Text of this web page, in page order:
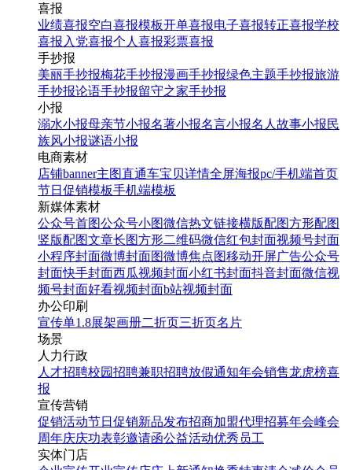
蓝紫色炫酷数码产品双十
一双11电商店铺首页
banner
找相似
店铺banner
双11预售家装家电店铺首
页Banner
找相似
店铺banner
双十一预售活动促销家电
详情页
找相似
宝贝详情
喜报
业绩喜报空白喜报模板开单喜报电子喜报转正喜报学校
喜报 入党喜报个人喜报彩票喜报
手抄报
美丽手抄报梅花手抄报漫画手抄报绿色主题手抄报旅游
手抄报论语手抄报留守之家手抄报
小报
溺水小报母亲节小报名著小报名言小报名人故事小报民
族风小报谜语小报
电商素材
店铺banner主图直通车宝贝详情全屏海报pc/手机端首页
节日促销模板手机端模板
新媒体素材
公众号首图公众号小图微信热文链接横版配图方形配图
竖版配图文章长图方形二维码微信红包封面视频号封面
小程序封面微博封面图微博焦点图移动开屏广告公众号
封面快手封面西瓜视频封面小红书封面抖音封面微信视
频号封面好看视频封面b站视频封面
办公印刷
宣传单1.8展架画册二折页三折页名片
场景
人力行政
人才招聘校园招聘兼职招聘放假通知年会销售龙虎榜喜
报
宣传营销
促销活动节日促销新品发布招商加盟代理招募年会峰会
周年庆庆功表彰邀请函公益活动优秀员工
实体门店